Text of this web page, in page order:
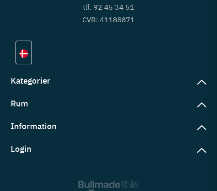
tlf. 92 45 34 51
CVR: 41188871
Kategorier
Rum
Information
Login